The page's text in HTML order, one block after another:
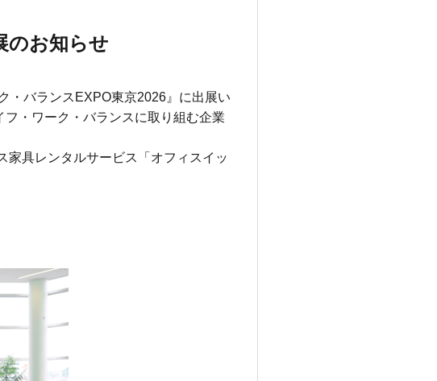
のお知らせ
・バランス EXPO東京2026 』に出展い
・ワーク・バランスに取り組む企業
具レンタルサービス「オフィスイッ